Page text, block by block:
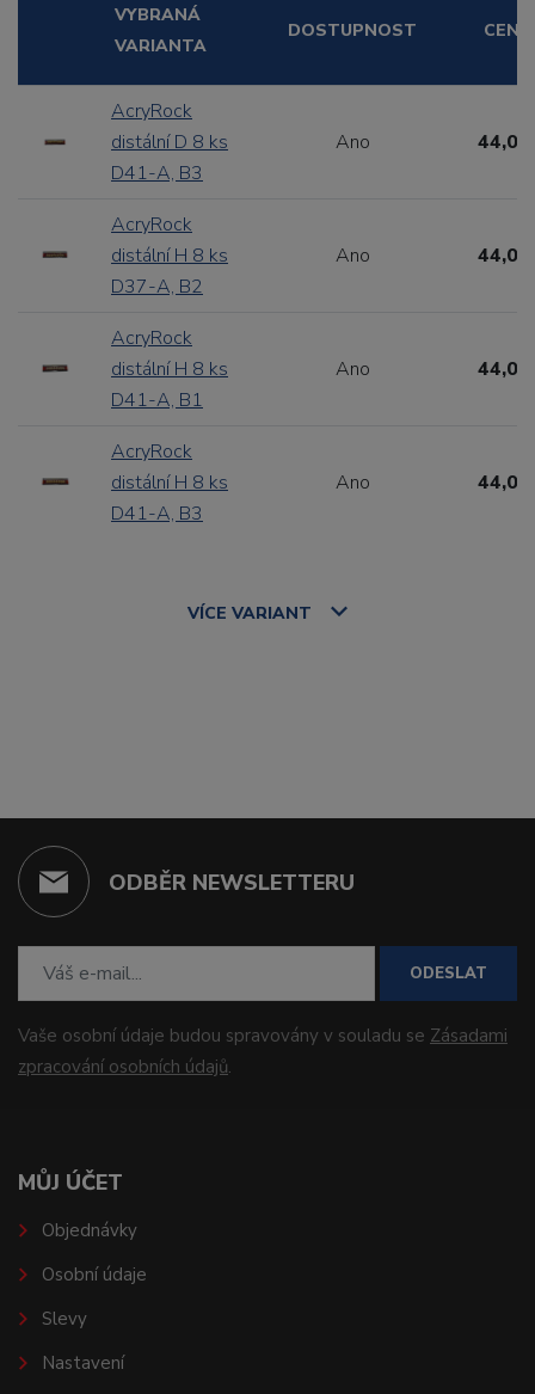
VYBRANÁ
VARIANTA
DOSTUPNOST CENA
AcryRock
distální D 8 ks
D41-A, B3
Ano 44,00
AcryRock
distální H 8 ks
D37-A, B2
Ano 44,00
AcryRock
distální H 8 ks
D41-A, B1
Ano 44,00
AcryRock
distální H 8 ks
D41-A, B3
Ano 44,00
VÍCE VARIANT
ODBĚR NEWSLETTERU
ODESLAT
Vaše osobní údaje budou spravovány v souladu se Zásadami
zpracování osobních údajů.
MŮJ ÚČET
Objednávky
Osobní údaje
Slevy
Nastavení